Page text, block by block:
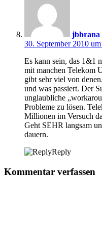
jbbrana
30. September 2010
Es kann sein, das 1&1
mit manchen Telekom
gibt sehr viel von
und was passiert. Der
unglaubliche
Probleme zu lösen.
Millionen im Versuch
Geht SEHR langsam
dauern.
Reply
Kommentar verfassen